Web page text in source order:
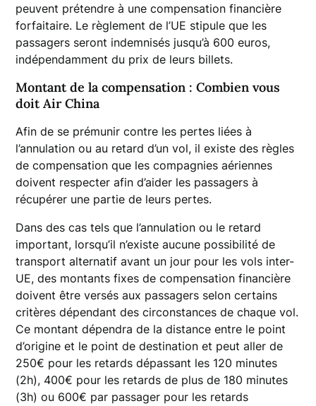
peuvent prétendre à une compensation financière
forfaitaire. Le règlement de l’UE stipule que les
passagers seront indemnisés jusqu’à 600 euros,
indépendamment du prix de leurs billets.
Montant de la compensation : Combien vous
doit Air China
Afin de se prémunir contre les pertes liées à
l’annulation ou au retard d’un vol, il existe des règles
de compensation que les compagnies aériennes
doivent respecter afin d’aider les passagers à
récupérer une partie de leurs pertes.
Dans des cas tels que l’annulation ou le retard
important, lorsqu’il n’existe aucune possibilité de
transport alternatif avant un jour pour les vols inter-
UE, des montants fixes de compensation financière
doivent être versés aux passagers selon certains
critères dépendant des circonstances de chaque vol.
Ce montant dépendra de la distance entre le point
d’origine et le point de destination et peut aller de
250€ pour les retards dépassant les 120 minutes
(2h), 400€ pour les retards de plus de 180 minutes
(3h) ou 600€ par passager pour les retards